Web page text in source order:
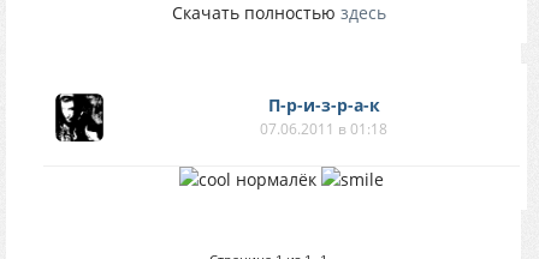
Скачать полностью здесь
П-р-и-з-р-а-к
07.06.2011 в 01:18
нормалёк